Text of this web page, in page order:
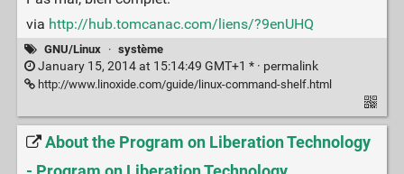
via http://hub.tomcanac.com/liens/?9enUHQ
GNU/Linux · système
January 15, 2014 at 15:14:49 GMT+1 * · permalink
http://www.linoxide.com/guide/linux-command-shelf.html
About the Program on Liberation Technology